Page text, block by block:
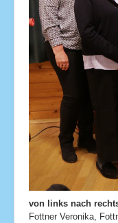
von links nach
Fottner Veronika,